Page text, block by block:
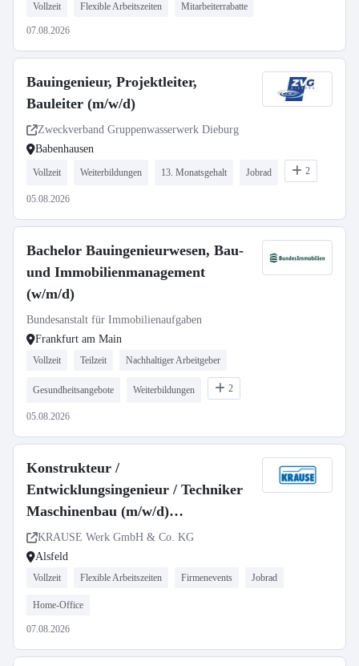
Vollzeit Flexible Arbeitszeiten Mitarbeiterrabatte
07.08.2026
Bauingenieur, Projektleiter,
Bauleiter (m/w/d)
Zweckverband Gruppenwasserwerk Dieburg
Babenhausen
Vollzeit Weiterbildungen 13. Monatsgehalt Jobrad 2
05.08.2026
Bachelor Bauingenieurwesen, Bau-
und Immobilienmanagement
(w/m/d)
Bundesanstalt für Immobilienaufgaben
Frankfurt am Main
Vollzeit Teilzeit Nachhaltiger Arbeitgeber
Gesundheitsangebote Weiterbildungen 2
05.08.2026
Konstrukteur /
Entwicklungsingenieur / Techniker
Maschinenbau (m/w/d)
Sondermaschinenbau | Anlagenbau |
Vorrichtungsbau | CAD
KRAUSE Werk GmbH & Co. KG
Alsfeld
Vollzeit Flexible Arbeitszeiten Firmenevents Jobrad
Home-Office
07.08.2026